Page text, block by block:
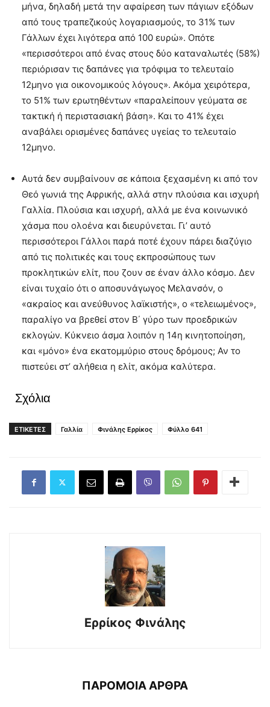
μήνα, δηλαδή μετά την αφαίρεση των πάγιων εξόδων
από τους τραπεζικούς λογαριασμούς, το 31% των
Γάλλων έχει λιγότερα από 100 ευρώ». Οπότε
«περισσότεροι από ένας στους δύο καταναλωτές (58%)
περιόρισαν τις δαπάνες για τρόφιμα το τελευταίο
12μηνο για οικονομικούς λόγους». Ακόμα χειρότερα,
το 51% των ερωτηθέντων «παραλείπουν γεύματα σε
τακτική ή περιστασιακή βάση». Και το 41% έχει
αναβάλει ορισμένες δαπάνες υγείας το τελευταίο
12μηνο.
Αυτά δεν συμβαίνουν σε κάποια ξεχασμένη κι από τον
Θεό γωνιά της Αφρικής, αλλά στην πλούσια και ισχυρή
Γαλλία. Πλούσια και ισχυρή, αλλά με ένα κοινωνικό
χάσμα που ολοένα και διευρύνεται. Γι’ αυτό
περισσότεροι Γάλλοι παρά ποτέ έχουν πάρει διαζύγιο
από τις πολιτικές και τους εκπροσώπους των
προκλητικών ελίτ, που ζουν σε έναν άλλο κόσμο. Δεν
είναι τυχαίο ότι ο αποσυνάγωγος Μελανσόν, ο
«ακραίος και ανεύθυνος λαϊκιστής», ο «τελειωμένος»,
παραλίγο να βρεθεί στον Β΄ γύρο των προεδρικών
εκλογών. Κύκνειο άσμα λοιπόν η 14η κινητοποίηση,
και «μόνο» ένα εκατομμύριο στους δρόμους; Αν το
πιστεύει στ’ αλήθεια η ελίτ, ακόμα καλύτερα.
Σχόλια
ΕΤΙΚΕΤΕΣ Γαλλία Φινάλης Ερρίκος Φύλλο 641
Ερρίκος Φινάλης
ΠΑΡΟΜΟΙΑ ΑΡΘΡΑ